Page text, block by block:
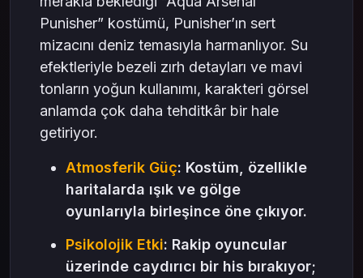
Punisher” kostümü, Punisher’ın sert
mizacını deniz temasıyla harmanlıyor. Su
efektleriyle bezeli zırh detayları ve mavi
tonların yoğun kullanımı, karakteri görsel
anlamda çok daha tehditkâr bir hale
getiriyor.
Atmosferik Güç: Kostüm, özellikle
haritalarda ışık ve gölge
oyunlarıyla birleşince öne çıkıyor.
Psikolojik Etki: Rakip oyuncular
üzerinde caydırıcı bir his bırakıyor;